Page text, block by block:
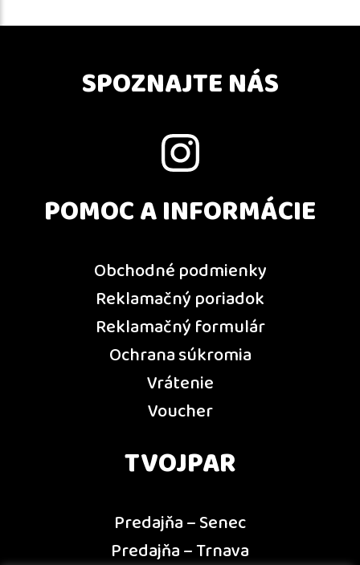
SPOZNAJTE NÁS
POMOC A INFORMÁCIE
Obchodné podmienky
Reklamačný poriadok
Reklamačný formulár
Ochrana súkromia
Vrátenie
Voucher
TVOJPAR
Predajňa – Senec
Predajňa – Trnava